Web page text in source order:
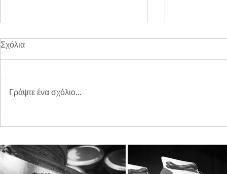
Exports Awards 2026
ξεχωριστή
Σχόλια
Γράψτε ένα σχόλιο...